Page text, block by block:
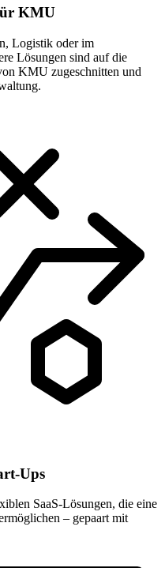
KMU
Logistik oder im
Lösungen sind auf die
KMU zugeschnitten und
Ups
SaaS-Lösungen, die eine
– gepaart mit